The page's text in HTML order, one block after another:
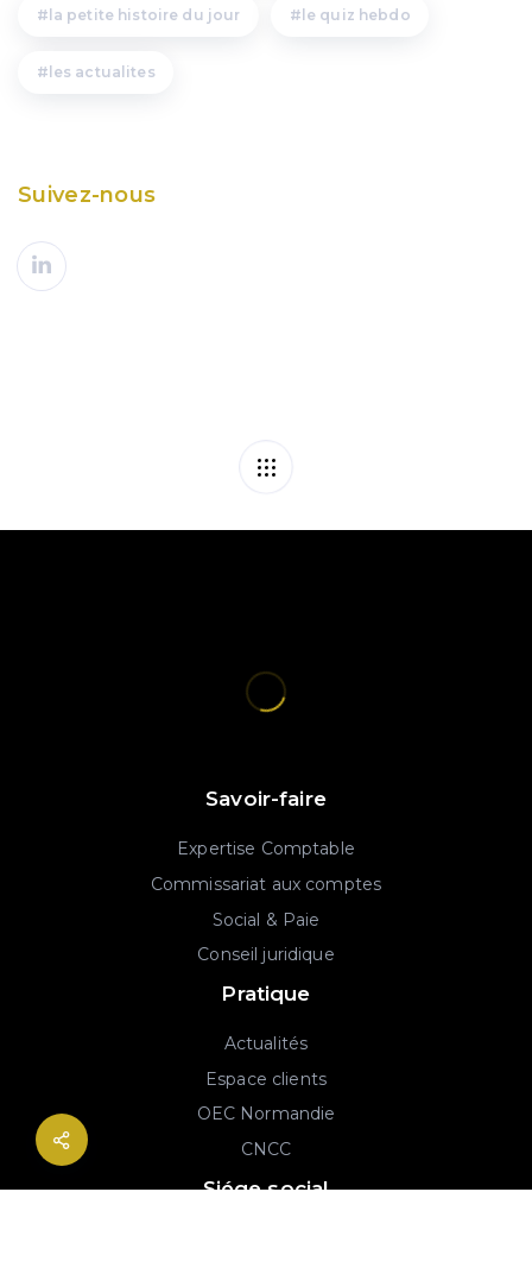
la petite histoire du jour le quiz hebdo
les actualites
Suivez-nous
Savoir-faire
Expertise Comptable
Commissariat aux comptes
Social & Paie
Conseil juridique
Pratique
Actualités
Espace clients
OEC Normandie
CNCC
Siége social